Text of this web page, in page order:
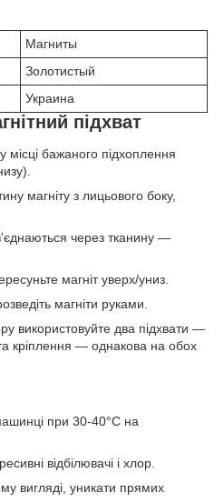
Магниты
Золотистый
Украина
підхват
місці бажаного підхоплення
магніту з лицьового боку,
через тканину —
магніт уверх/униз.
магніти руками.
використовуйте два підхвати —
кріплення — однакова на обох
при 30-40°C на
відбілювачі і хлор.
вигляді, уникати прямих